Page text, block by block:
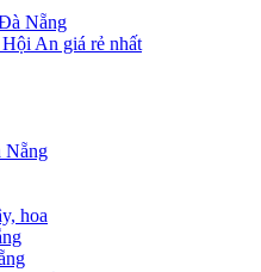
Nẵng
An giá rẻ nhất
Nẵng
hoa